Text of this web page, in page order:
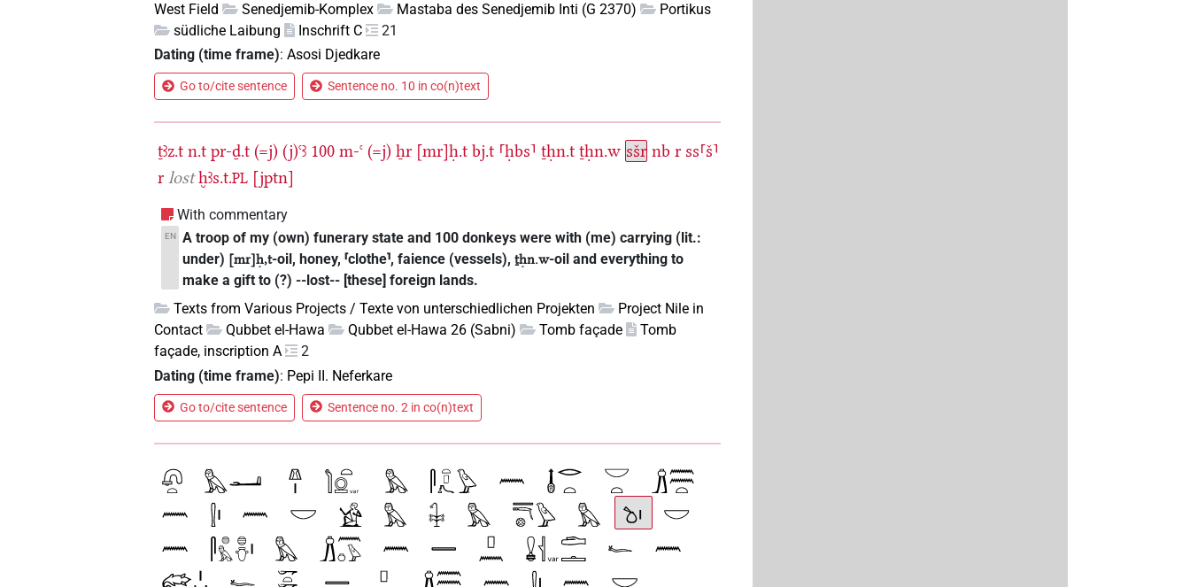
West Field
Senedjemib-Komplex Mastaba des Senedjemib Inti (G 2370)
Portikus
südliche Laibung
Inschrift C
21
Dating (time frame):Asosi Djedkare
Go to/cite sentence Sentence no. 10 in co(n)text
ṯꜣz.t n.t pr-ḏ.t (=j) (j)ꜥꜣ 100 m-ꜥ (=j) ẖr [mr]ḥ.t bj.t ⸢ḥbs⸣ ṯḥn.t ṯḥn.w sšr nb r ss⸢š⸣
r lost ḫꜣs.t.PL [jptn]
With commentary
EN A troop of my (own) funerary state and 100 donkeys were with (me) carrying (lit.:
under) [mr]ḥ,t-oil, honey, ⸢clothe⸣, faience (vessels), ṯḥn.w-oil and everything to
make a gift to (?) --lost-- [these] foreign lands.
Texts from Various Projects / Texte von unterschiedlichen Projekten
Project Nile in
Contact
Qubbet el-Hawa Qubbet el-Hawa 26 (Sabni) Tomb façade
Tomb
façade, inscription A
2
Dating (time frame): Pepi II. Neferkare
Go to/cite sentence Sentence no. 2 in co(n)text